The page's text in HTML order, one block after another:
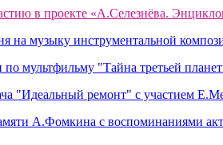
в проекте «А.Селезнёва.
на музыку инструментальной
мультфильму "Тайна третьей
"Идеальный ремонт" с участием
А.Фомкина с воспоминаниями